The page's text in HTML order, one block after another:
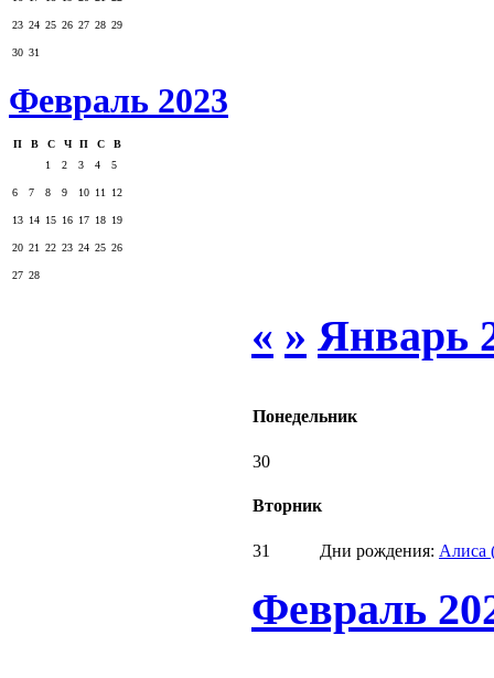
23 24 25 26 27 28 29
30 31
Февраль 2023
П В С Ч П С
В
1
2 3 4 5
6 7 8 9 10 11 12
13 14 15 16 17 18 19
20 21 22 23 24 25 26
27 28
« » Январь
Понедельник
30
Вторник
31 Дни рождения: Алиса
Февраль